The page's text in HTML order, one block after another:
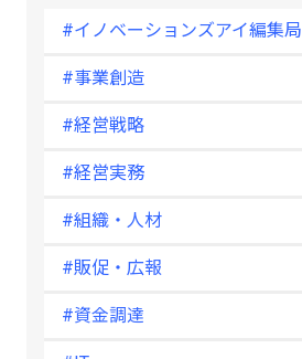
#イノベーションズアイ編集局
#事業創造
#経営戦略
#経営実務
#組織・人材
#販促・広報
#資金調達